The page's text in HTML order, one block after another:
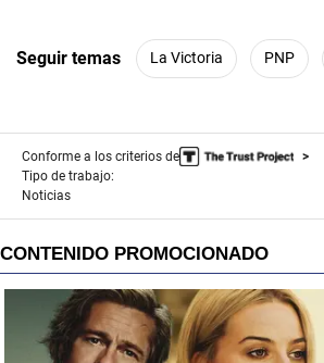
Seguir temas La Victoria PNP
Conforme a los criterios de
Tipo de trabajo:
Noticias